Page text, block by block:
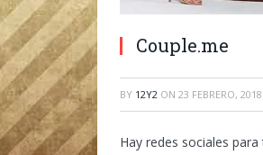
Couple.me
BY 12Y2 ON 23 FEBRERO, 2018
Hay redes sociales